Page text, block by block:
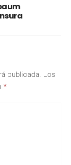
publicada. Los
*